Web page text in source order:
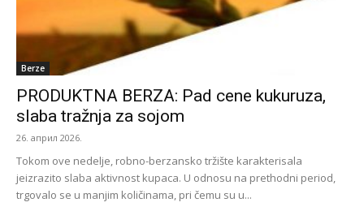
Berze
PRODUKTNA BERZA: Pad cene kukuruza,
slaba tražnja za sojom
26. април 2026.
Tokom ove nedelje, robno-berzansko tržište karakterisala
jeizrazito slaba aktivnost kupaca. U odnosu na prethodni period,
trgovalo se u manjim količinama, pri čemu su u...